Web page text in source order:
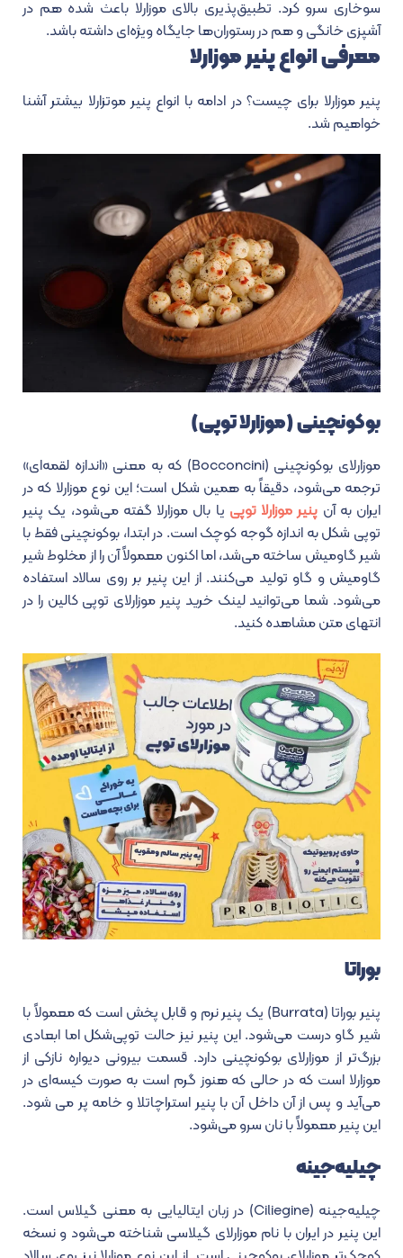
سوخاری سرو کرد. تطبیق‌پذیری بالای موزارلا باعث شده هم در
آشپزی خانگی و هم در رستوران‌ها جایگاه ویژه‌ای داشته باشد.
معرفی انواع پنیر موزارلا
پنیر موزارلا برای چیست؟در ادامه با انواع پنیر موتزارلا بیشتر آشنا
خواهیم شد.
بوکونچینی (موزارلا توپی)
موزارلای بوکونچینی (Bocconcini) که به معنی «اندازه لقمه‌ای»
ترجمه می‌شود، دقیقاً به همین شکل است؛ این نوع موزارلا که در
ایران به آن پنیر موزارلا توپی یا بال موزارلا گفته می‌شود، یک پنیر
توپی شکل به اندازه گوجه کوچک است. در ابتدا، بوکونچینی فقط با
شیر گاومیش ساخته می‌شد، اما اکنون معمولاً آن را از مخلوط شیر
گاومیش و گاو تولید می‌کنند. از این پنیر بر روی سالاد استفاده
می‌شود. شما می‌توانید لینک خرید پنیر موزارلای توپی کالین را در
انتهای متن مشاهده کنید.
بوراتا
پنیر بوراتا (Burrata) یک پنیر نرم و قابل پخش است که معمولاً با
شیر گاو درست می‌شود. این پنیر نیز حالت توپی‌شکل اما ابعادی
بزرگ‌تر از موزارلای بوکونچینی دارد. قسمت بیرونی دیواره نازکی از
موزارلا است که در حالی که هنوز گرم است به صورت کیسه‌ای در
می‌آید و پس از آن داخل آن با پنیر استراچاتلا و خامه پر می شود.
این پنیر معمولاً با نان سرو می‌شود.
چیلیه‌جینه
چیلیه‌جینه (Ciliegine) در زبان ایتالیایی به معنی گیلاس است.
این پنیر در ایران با نام موزارلای گیلاسی شناخته می‌شود و نسخه